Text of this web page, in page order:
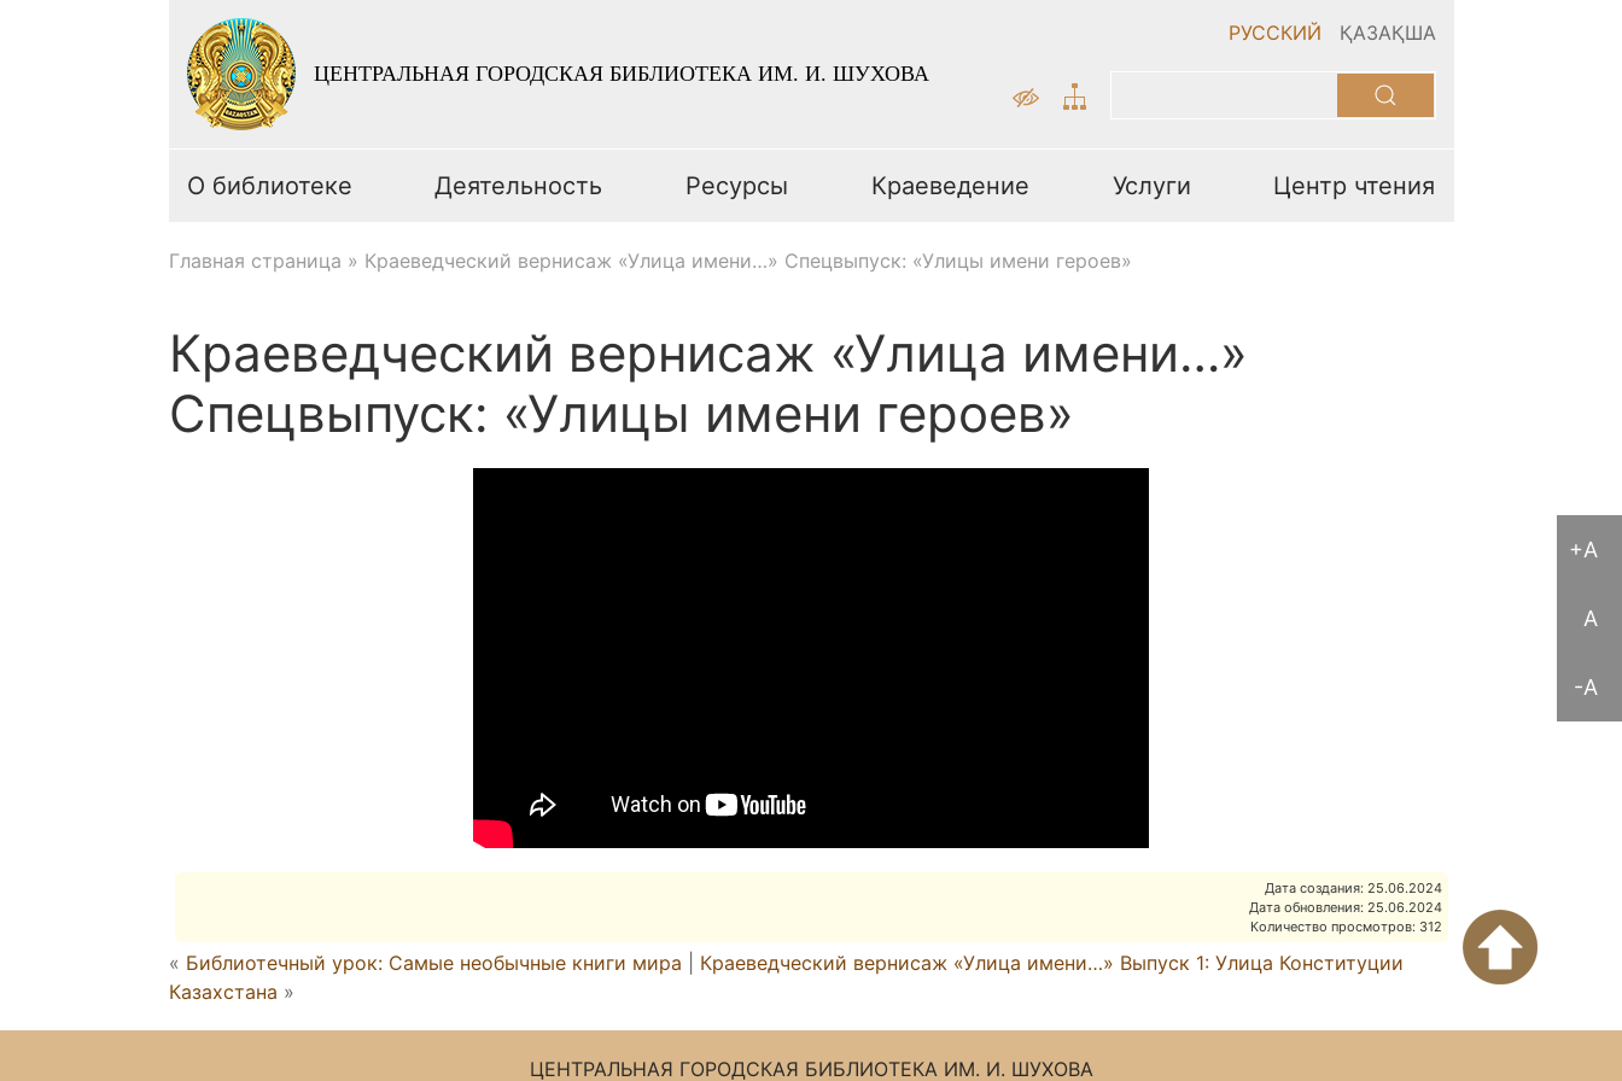
+A
A
-A
ЦЕНТРАЛЬНАЯ ГОРОДСКАЯ БИБЛИОТЕКА ИМ. И. ШУХОВА
РУССКИЙ ҚАЗАҚША
О библиотеке Деятельность Ресурсы Краеведение Услуги Центр чтения
Главная страница » Краеведческий вернисаж «Улица имени…» Спецвыпуск: «Улицы имени героев»
Краеведческий вернисаж «Улица имени…»
Спецвыпуск: «Улицы имени героев»
Дата создания: 25.06.2024
Дата обновления: 25.06.2024
Количество просмотров: 312
« Библиотечный урок: Самые необычные книги мира
Краеведческий вернисаж «Улица имени…» Выпуск 1: Улица Конституции
Казахстана »
ЦЕНТРАЛЬНАЯ ГОРОДСКАЯ БИБЛИОТЕКА ИМ. И. ШУХОВА